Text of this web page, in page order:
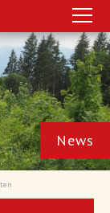
News